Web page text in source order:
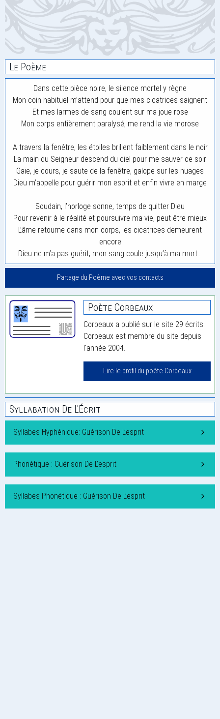
Le Poème
Dans cette pièce noire, le silence mortel y règne
Mon coin habituel m’attend pour que mes cicatrices saignent
Et mes larmes de sang coulent sur ma joue rose
Mon corps entièrement paralysé, me rend la vie morose
A travers la fenêtre, les étoiles brillent faiblement dans le noir
La main du Seigneur descend du ciel pour me sauver ce soir
Gaie, je cours, je saute de la fenêtre, galope sur les nuages
Dieu m’appelle pour guérir mon esprit et enfin vivre en marge
Soudain, l’horloge sonne, temps de quitter Dieu
Pour revenir à le réalité et poursuivre ma vie, peut être mieux
L’âme retourne dans mon corps, les cicatrices demeurent
encore
Dieu ne m’a pas guérit, mon sang coule jusqu’à ma mort…
Partage du Poème avec vos contacts
Poète Corbeaux
Corbeaux a publié sur le site 29 écrits.
Corbeaux est membre du site depuis
l'année 2004.
Lire le profil du poète Corbeaux
Syllabation De L'Écrit
Syllabes Hyphénique: Guérison De L’esprit
Phonétique : Guérison De L’esprit
Syllabes Phonétique : Guérison De L’esprit